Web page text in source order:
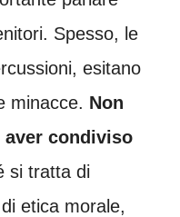
Spesso, le
esitano
minacce. Non
aver condiviso
si tratta di
etica morale,